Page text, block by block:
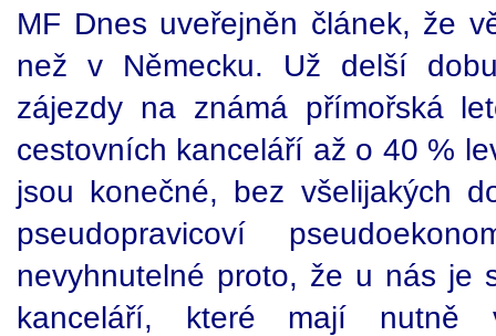
MF Dnes uveřejněn článek, že
než v Německu. Už delší
zájezdy na známá přímořská
cestovních kanceláří až o 40 %
jsou konečné, bez všelijakých
pseudopravicoví
nevyhnutelné proto, že u nás je
kanceláří, které mají nutně